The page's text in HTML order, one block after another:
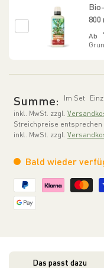
800
Ab
Summe: Im Set
inkl. MwSt. zzgl.
Streichpreise entsprechen
inkl. MwSt. zzgl.
Bald wieder
Das passt dazu